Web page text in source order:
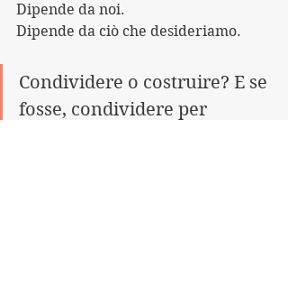
Dipende da noi.
Dipende da ciò che desideriamo.
Condividere o costruire? E se
fosse, condividere per